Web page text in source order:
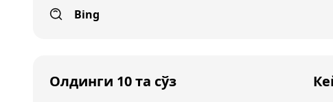
Bing
Олдинги 10 та сўз